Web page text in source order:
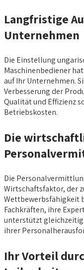
Langfristige
Unternehmen
Die Einstellung
Maschinenbediener
auf Ihr Unternehmen.
Verbesserung der
Qualität und Effizienz
Betriebskosten.
Die
Die
Wirtschaftsfaktor, der
Wettbewerbsfähigkeit
Fachkräften, ihre
unterstützt
ihrer
Ihr Vorteil